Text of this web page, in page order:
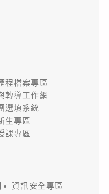
程檔案專區
轉導工作網
選填系統
生專區
課專區
資訊安全專區